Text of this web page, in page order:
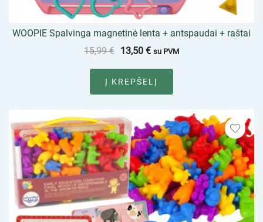
WOOPIE Spalvinga magnetinė lenta + antspaudai + raštai
15,99€ 13,50 € su PVM
Į KREPŠELĮ